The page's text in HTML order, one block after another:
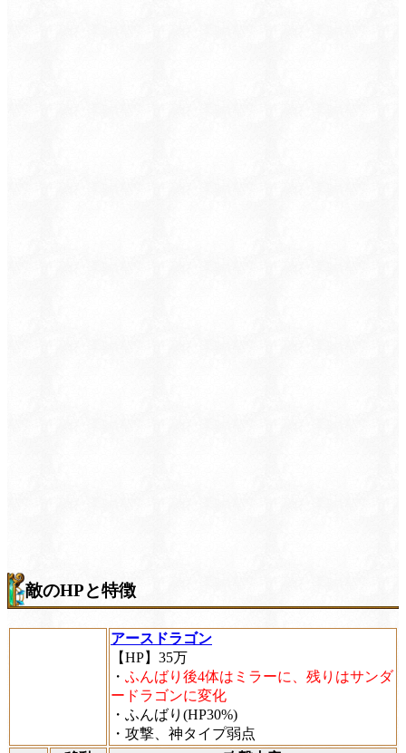
敵のHPと特徴
アースドラゴン
【HP】35万
・ ふんばり後4体はミラーに、残りはサンダ
ードラゴンに変化
・ふんばり(HP30%)
・攻撃、神タイプ弱点